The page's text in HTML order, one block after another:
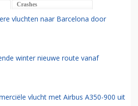
Crashes
vluchten naar Barcelona door
winter nieuwe route vanaf
vlucht met Airbus A350-900 uit